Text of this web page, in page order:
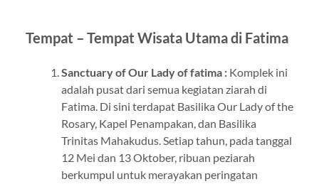
Tempat – Tempat Wisata Utama di Fatima
Sanctuary of Our Lady of fatima :Komplek ini
adalah pusat dari semua kegiatan ziarah di
Fatima. Di sini terdapat Basilika Our Lady of the
Rosary, Kapel Penampakan, dan Basilika
Trinitas Mahakudus. Setiap tahun, pada tanggal
12 Mei dan 13 Oktober, ribuan peziarah
berkumpul untuk merayakan peringatan